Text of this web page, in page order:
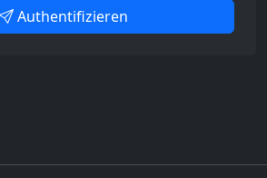
Authentifizieren